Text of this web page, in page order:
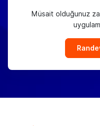
Müsait olduğunuz